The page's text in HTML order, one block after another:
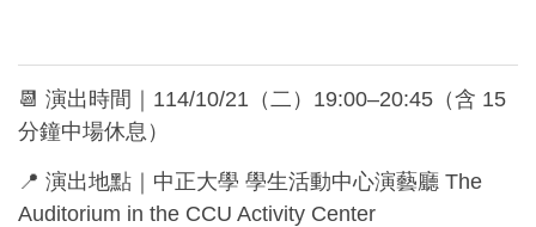
📆 演出時間｜114/10/21（二）19:00–20:45（含 15
分鐘中場休息）
📍 演出地點｜中正大學 學生活動中心演藝廳 The
Auditorium in the CCU Activity Center